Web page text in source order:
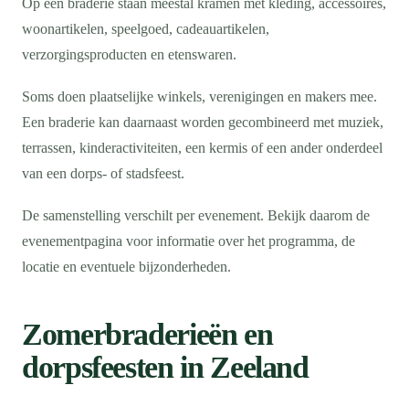
Op een braderie staan meestal kramen met kleding, accessoires,
woonartikelen, speelgoed, cadeauartikelen,
verzorgingsproducten en etenswaren.
Soms doen plaatselijke winkels, verenigingen en makers mee.
Een braderie kan daarnaast worden gecombineerd met muziek,
terrassen, kinderactiviteiten, een kermis of een ander onderdeel
van een dorps- of stadsfeest.
De samenstelling verschilt per evenement. Bekijk daarom de
evenementpagina voor informatie over het programma, de
locatie en eventuele bijzonderheden.
Zomerbraderieën en
dorpsfeesten in Zeeland